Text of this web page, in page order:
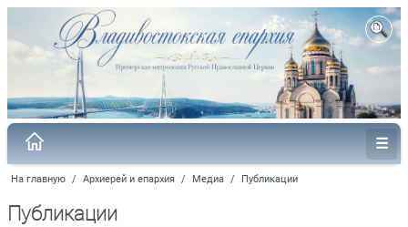
На главную / Архиерей и епархия / Медиа / Публикации
Публикации